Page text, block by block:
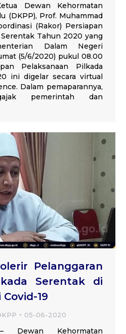
Dewan Kehormatan
(DKPP), Prof. Muhammad
(Rakor) Persiapan
Tahun 2020 yang
Dalam Negeri
(5/6/2020) pukul 08.00
Pelaksanaan Pilkada
ini digelar secara virtual
Dalam pemaparannya,
pemerintah dan
Pelanggaran
Serentak di
19
05-06-2020
Dewan Kehormatan